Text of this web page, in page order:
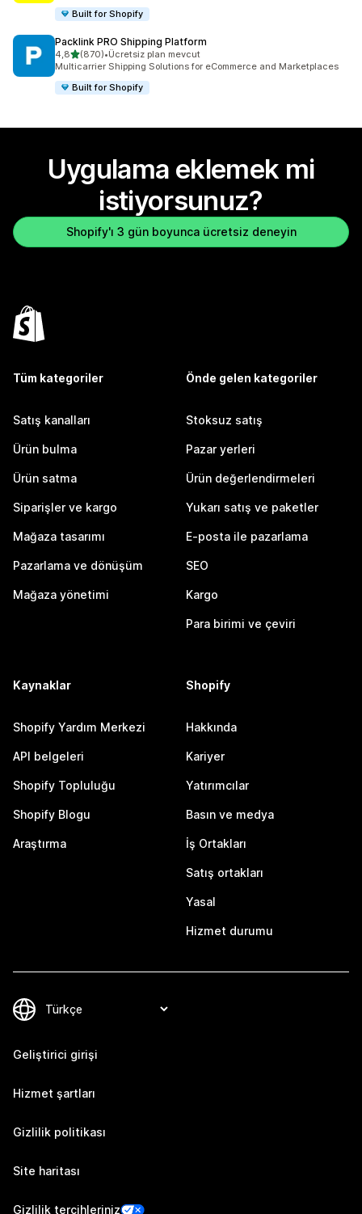
Built for Shopify
Packlink PRO Shipping Platform
4,85 yıldız üzerinden
(870)
toplam 870 değerlendirme
•Ücretsiz plan mevcut
Multicarrier Shipping Solutions for eCommerce and Marketplaces
Built for Shopify
Uygulama eklemek mi
istiyorsunuz?
Shopify'ı 3 gün boyunca ücretsiz deneyin
Tüm kategoriler
Satış kanalları
Ürün bulma
Ürün satma
Siparişler ve kargo
Mağaza tasarımı
Pazarlama ve dönüşüm
Mağaza yönetimi
Önde gelen kategoriler
Stoksuz satış
Pazar yerleri
Ürün değerlendirmeleri
Yukarı satış ve paketler
E-posta ile pazarlama
SEO
Kargo
Para birimi ve çeviri
Kaynaklar
Shopify Yardım Merkezi
API belgeleri
Shopify Topluluğu
Shopify Blogu
Araştırma
Shopify
Hakkında
Kariyer
Yatırımcılar
Basın ve medya
İş Ortakları
Satış ortakları
Yasal
Hizmet durumu
Geliştirici girişi
Hizmet şartları
Gizlilik politikası
Site haritası
Gizlilik tercihleriniz